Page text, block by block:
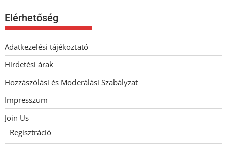
Elérhetőség
Adatkezelési tájékoztató
Hirdetési árak
Hozzászólási és Moderálási Szabályzat
Impresszum
Join Us
Regisztráció